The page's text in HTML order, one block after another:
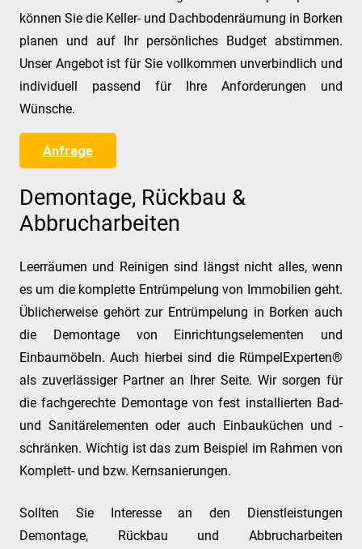
können Sie die Keller- und Dachbodenräumung in Borken
planen und auf Ihr persönliches Budget abstimmen.
Unser Angebot ist für Sie vollkommen unverbindlich und
individuell passend für Ihre Anforderungen und
Wünsche.
Anfrage
Demontage, Rückbau &
Abbrucharbeiten
Leerräumen und Reinigen sind längst nicht alles, wenn
es um die komplette Entrümpelung von Immobilien geht.
Üblicherweise gehört zur Entrümpelung in Borken auch
die Demontage von Einrichtungselementen und
Einbaumöbeln. Auch hierbei sind die RümpelExperten®
als zuverlässiger Partner an Ihrer Seite. Wir sorgen für
die fachgerechte Demontage von fest installierten Bad-
und Sanitärelementen oder auch Einbauküchen und -
schränken. Wichtig ist das zum Beispiel im Rahmen von
Komplett- und bzw. Kernsanierungen.
Sollten Sie Interesse an den Dienstleistungen
Demontage, Rückbau und Abbrucharbeiten